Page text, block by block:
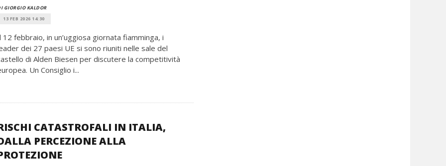
GIORGIO KALDOR
13 FEB 2026 14:30
12 febbraio, in un’uggiosa giornata fiamminga, i
dei 27 paesi UE si sono riuniti nelle sale del
di Alden Biesen per discutere la competitività
Un Consiglio i...
CATASTROFALI IN ITALIA,
PERCEZIONE ALLA